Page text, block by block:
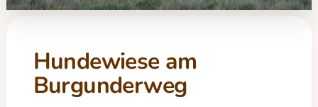
Hundewiese am
Burgunderweg